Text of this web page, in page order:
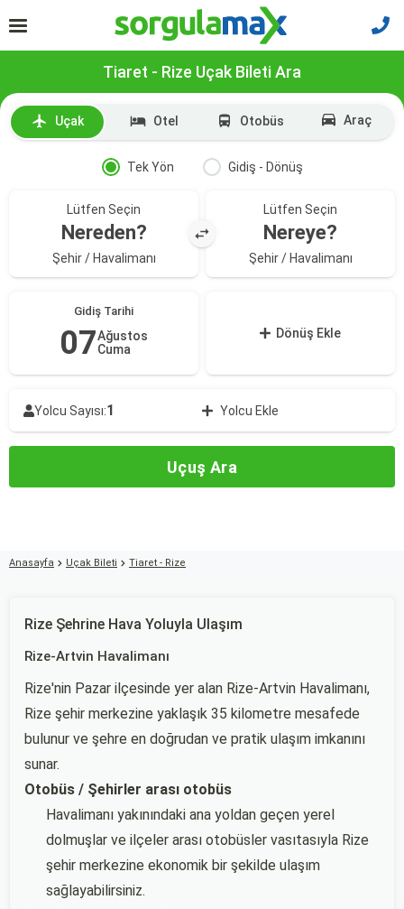
Tiaret - Rize Uçak Bileti Ara
Uçak Otel Otobüs Araç
Tek Yön Gidiş - Dönüş
Lütfen Seçin
Nereden?
Şehir / Havalimanı
Lütfen Seçin
Nereye?
Şehir / Havalimanı
Gidiş Tarihi
07Ağustos
Cuma
Dönüş Ekle
Yolcu Sayısı:1 Yolcu Ekle
Uçuş Ara
Anasayfa Uçak Bileti Tiaret - Rize
Rize Şehrine Hava Yoluyla Ulaşım
Rize-Artvin Havalimanı
Rize'nin Pazar ilçesinde yer alan Rize-Artvin Havalimanı,
Rize şehir merkezine yaklaşık 35 kilometre mesafede
bulunur ve şehre en doğrudan ve pratik ulaşım imkanını
sunar.
Otobüs / Şehirler arası otobüs
Havalimanı yakınındaki ana yoldan geçen yerel
dolmuşlar ve ilçeler arası otobüsler vasıtasıyla Rize
şehir merkezine ekonomik bir şekilde ulaşım
sağlayabilirsiniz.